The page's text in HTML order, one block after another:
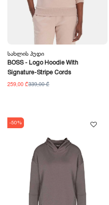
Სახლის Ჰუდი
BOSS - Logo Hoodie With
Signature-Stripe Cords
259,00 ₾339,00 ₾
-50%